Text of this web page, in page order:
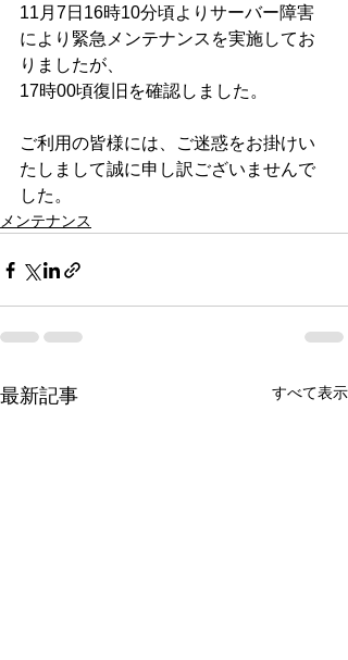
11月7日16時10分頃よりサーバー障害
により緊急メンテナンスを実施してお
りましたが、
17時00頃復旧を確認しました。
ご利用の皆様には、ご迷惑をお掛けい
たしまして誠に申し訳ございませんで
した。
メンテナンス
最新記事 すべて表示